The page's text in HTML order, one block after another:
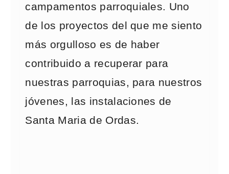
campamentos parroquiales. Uno
de los proyectos del que me siento
más orgulloso es de haber
contribuido a recuperar para
nuestras parroquias, para nuestros
jóvenes, las instalaciones de
Santa Maria de Ordas.